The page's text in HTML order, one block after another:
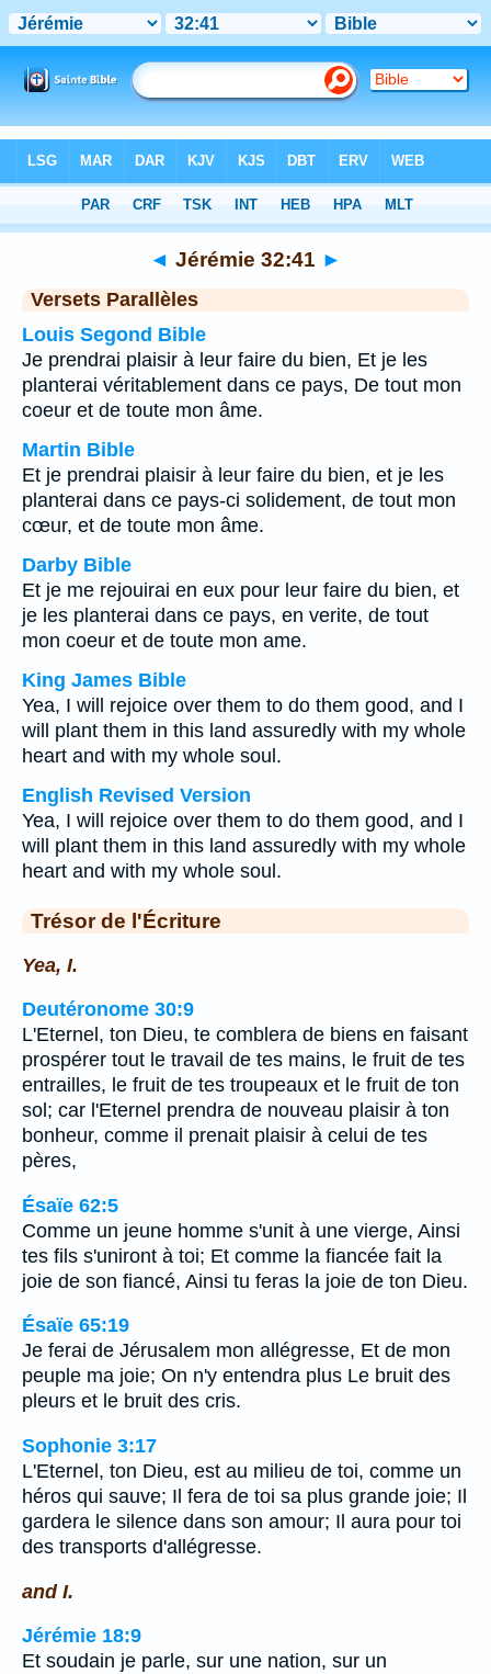
Chapitre 32 > Verset 41
◄ Jérémie 32:41 ►
Versets Parallèles
Louis Segond Bible
Je prendrai plaisir à leur faire du bien, Et je les
planterai véritablement dans ce pays, De tout mon
coeur et de toute mon âme.
Martin Bible
Et je prendrai plaisir à leur faire du bien, et je les
planterai dans ce pays-ci solidement, de tout mon
cœur, et de toute mon âme.
Darby Bible
Et je me rejouirai en eux pour leur faire du bien, et
je les planterai dans ce pays, en verite, de tout
mon coeur et de toute mon ame.
King James Bible
Yea, I will rejoice over them to do them good, and I
will plant them in this land assuredly with my whole
heart and with my whole soul.
English Revised Version
Yea, I will rejoice over them to do them good, and I
will plant them in this land assuredly with my whole
heart and with my whole soul.
Trésor de l'Écriture
Yea, I.
Deutéronome 30:9
L'Eternel, ton Dieu, te comblera de biens en faisant
prospérer tout le travail de tes mains, le fruit de tes
entrailles, le fruit de tes troupeaux et le fruit de ton
sol; car l'Eternel prendra de nouveau plaisir à ton
bonheur, comme il prenait plaisir à celui de tes
pères,
Ésaïe 62:5
Comme un jeune homme s'unit à une vierge, Ainsi
tes fils s'uniront à toi; Et comme la fiancée fait la
joie de son fiancé, Ainsi tu feras la joie de ton Dieu.
Ésaïe 65:19
Je ferai de Jérusalem mon allégresse, Et de mon
peuple ma joie; On n'y entendra plus Le bruit des
pleurs et le bruit des cris.
Sophonie 3:17
L'Eternel, ton Dieu, est au milieu de toi, comme un
héros qui sauve; Il fera de toi sa plus grande joie; Il
gardera le silence dans son amour; Il aura pour toi
des transports d'allégresse.
and I.
Jérémie 18:9
Et soudain je parle, sur une nation, sur un